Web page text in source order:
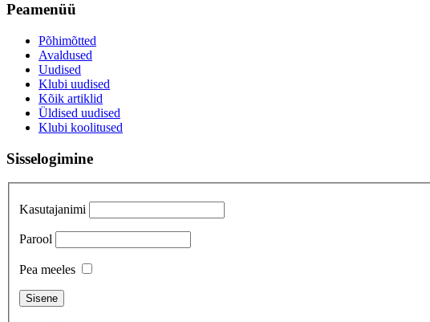
Peamenüü
Põhimõtted
Avaldused
Uudised
Klubi uudised
Kõik artiklid
Üldised uudised
Klubi koolitused
Sisselogimine
Kasutajanimi
Parool
Pea meeles